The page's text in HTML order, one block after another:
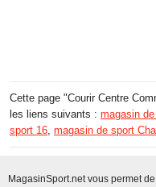
Cette page "Courir Centre
les liens suivants : magasin
sport 16, magasin de sport
MagasinSport.net vous permet